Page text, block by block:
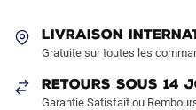
LIVRAISON
Gratuite sur toutes les
RETOURS SOUS 14
Garantie Satisfait ou